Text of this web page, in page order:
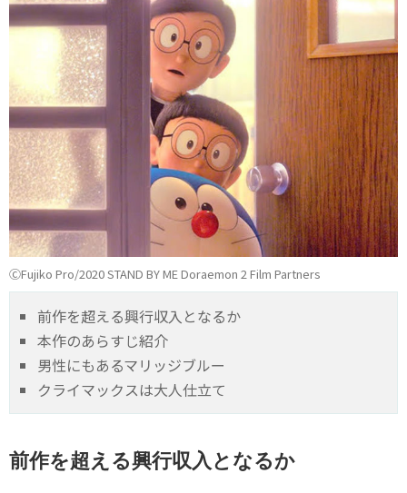
ⒸFujiko Pro/2020 STAND BY ME Doraemon 2 Film Partners ​
前作を超える興行収入となるか
本作のあらすじ紹介
男性にもあるマリッジブルー
クライマックスは大人仕立て
前作を超える興行収入となるか